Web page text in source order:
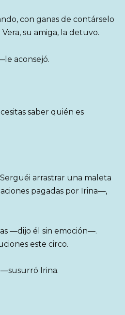
con ganas de contárselo
su amiga, la detuvo.
aconsejó.
saber quién es
arrastrar una maleta
pagadas por Irina—,
—dijo él sin emoción—.
este circo.
Irina.